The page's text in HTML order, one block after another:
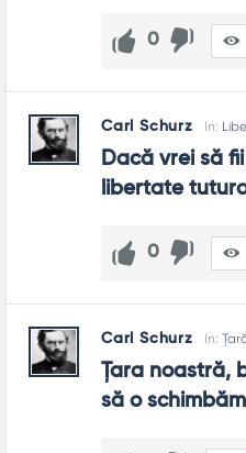
0
Carl Schurz In:
Dacă vrei să
libertate
0
Carl Schurz In:
Ţara noastră,
să o